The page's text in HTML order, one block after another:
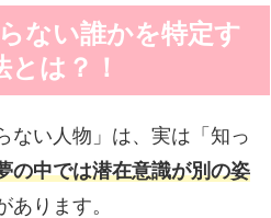
ない誰かを特定す
とは？！
ない人物」は、実は「知っ
の中では潜在意識が別の姿
あります。